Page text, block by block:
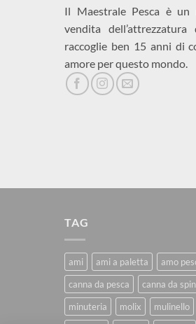
Il Maestrale Pesca è un
vendita
raccoglie ben 15 anni di
amore per questo mondo.
TAG
ami ami a paletta amo
canna da pesca
canna da
minuteria
molix mulinello